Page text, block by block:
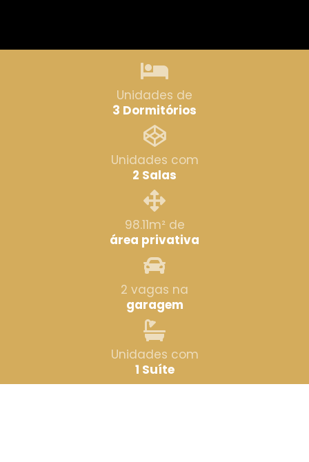
Unidades de
3 Dormitórios
Unidades com
2 Salas
98.11m² de
área privativa
2 vagas na
garagem
Unidades com
1 Suíte